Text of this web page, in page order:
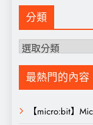
分類
分
最熱門的內容
【micro:bit】